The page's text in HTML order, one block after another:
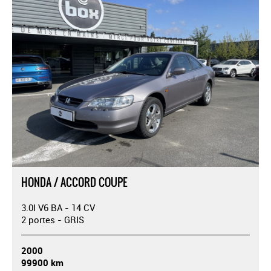
HONDA / ACCORD COUPE
3.0I V6 BA - 14 CV
2 portes - GRIS
2000
99900 km